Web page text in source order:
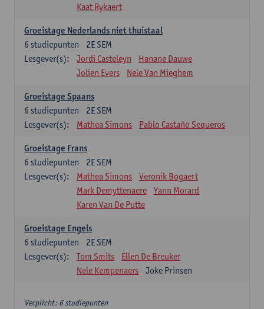
Kaat Rykaert
Groeistage Nederlands niet thuistaal
2E SEM
6 studiepunten
Lesgever(s):
Jordi Casteleyn
Hanane Dauwe
Jolien Evers
Nele Van Mieghem
Groeistage Spaans
2E SEM
6 studiepunten
Lesgever(s):
Mathea Simons Pablo Castaño Sequeros
Groeistage Frans
2E SEM
6 studiepunten
Lesgever(s):
Mathea Simons
Veronik Bogaert
Mark Demyttenaere
Yann Morard
Karen Van De Putte
Groeistage Engels
2E SEM
6 studiepunten
Lesgever(s):
Tom Smits
Ellen De Breuker
Nele Kempenaers
Joke Prinsen
Verplicht: 6 studiepunten